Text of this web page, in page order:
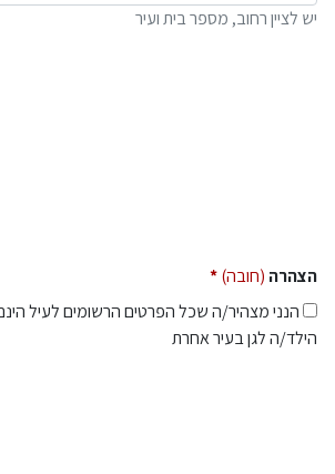
יש לציין רחוב, מספר בית ועיר
הצהרה (חובה)
הנני מצהיר/ה שכל הפרטים הרשומים לעיל
הילד/ה לגן בעיר אחרת